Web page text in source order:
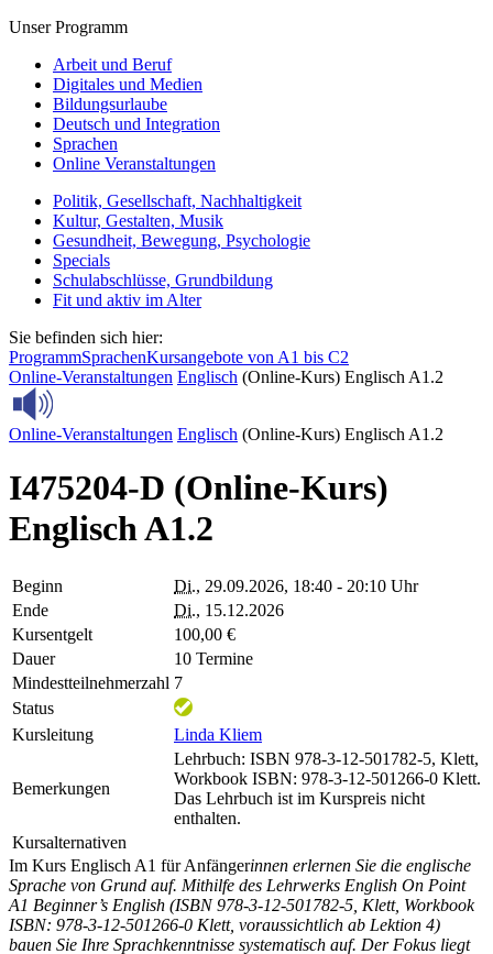
Unser Programm
Arbeit und Beruf
Digitales und Medien
Bildungsurlaube
Deutsch und Integration
Sprachen
Online Veranstaltungen
Politik, Gesellschaft, Nachhaltigkeit
Kultur, Gestalten, Musik
Gesundheit, Bewegung, Psychologie
Specials
Schulabschlüsse, Grundbildung
Fit und aktiv im Alter
Sie befinden sich hier:
ProgrammSprachenKursangebote von A1 bis C2
Online-Veranstaltungen Englisch (Online-Kurs) Englisch A1.2
Online-Veranstaltungen Englisch (Online-Kurs) Englisch A1.2
I475204-D (Online-Kurs)
Englisch A1.2
Beginn Di., 29.09.2026, 18:40 - 20:10 Uhr
Ende
Di., 15.12.2026
Kursentgelt
100,00 €
Dauer
10 Termine
Mindestteilnehmerzahl 7
Status
Kursleitung
Linda Kliem
Bemerkungen
Lehrbuch: ISBN 978-3-12-501782-5, Klett,
Workbook ISBN: 978-3-12-501266-0 Klett.
Das Lehrbuch ist im Kurspreis nicht
enthalten.
Kursalternativen
Im Kurs Englisch A1 für Anfängerinnen erlernen Sie die englische
Sprache von Grund auf. Mithilfe des Lehrwerks English On Point
A1 Beginner’s English (ISBN 978-3-12-501782-5, Klett, Workbook
ISBN: 978-3-12-501266-0 Klett, voraussichtlich ab Lektion 4)
bauen Sie Ihre Sprachkenntnisse systematisch auf. Der Fokus liegt